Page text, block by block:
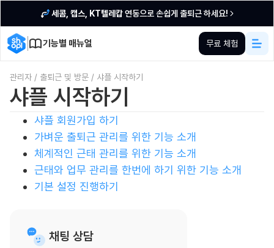
세콤, 캡스, KT텔레캅연동으로 손쉽게 출퇴근 하세요!
기능별 매뉴얼 무료 체험
관리자 / 출퇴근 및 방문 / 샤플 시작하기
샤플 시작하기
샤플 회원가입 하기
가벼운 출퇴근 관리를 위한 기능 소개
체계적인 근태 관리를 위한 기능 소개
근태와 업무 관리를 한번에 하기 위한 기능 소개
기본 설정 진행하기
채팅 상담